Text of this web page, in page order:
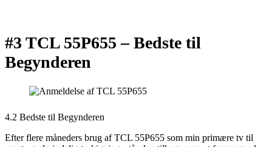
#3 TCL 55P655 –Bedste til
Begynderen
4.2 Bedste til Begynderen
Efter flere måneders brug af TCL 55P655 som min primære tv til